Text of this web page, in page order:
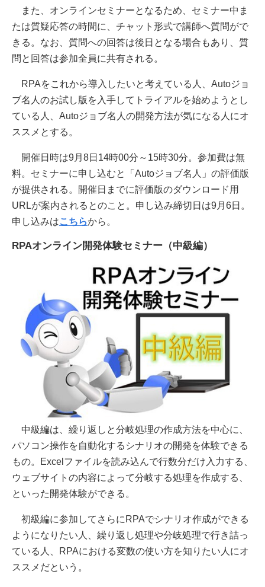
また、オンラインセミナーとなるため、セミナー中ま
たは質疑応答の時間に、チャット形式で講師へ質問がで
きる。なお、質問への回答は後日となる場合もあり、質
問と回答は参加全員に共有される。
RPAをこれから導入したいと考えている人、Autoジョ
ブ名人のお試し版を入手してトライアルを始めようとし
ている人、Autoジョブ名人の開発方法が気になる人にオ
ススメとする。
開催日時は9月8日14時00分～15時30分。参加費は無
料。セミナーに申し込むと「Autoジョブ名人」の評価版
が提供される。開催日までに評価版のダウンロード用
URLが案内されるとのこと。申し込み締切日は9月6日。
申し込みはこちらから。
RPAオンライン開発体験セミナー（中級編）
中級編は、繰り返しと分岐処理の作成方法を中心に、
パソコン操作を自動化するシナリオの開発を体験できる
もの。Excelファイルを読み込んで行数分だけ入力する、
ウェブサイトの内容によって分岐する処理を作成する、
といった開発体験ができる。
初級編に参加してさらにRPAでシナリオ作成ができる
ようになりたい人、繰り返し処理や分岐処理で行き詰っ
ている人、RPAにおける変数の使い方を知りたい人にオ
ススメだという。